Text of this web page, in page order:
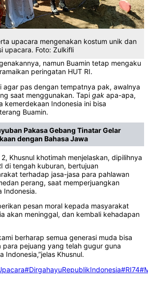
upacara mengenakan kostum unik dan
upacara. Foto: Zulkifli
namun Buamin tetap mengaku
peringatan HUT RI.
agar pas dengan tempatnya pak, awalnya
saat menggunakan. Tapi gak apa-apa,
kemerdekaan Indonesia ini bisa
Buamin.
Pakasa Gebang Tinatar Gelar
dengan Bahasa Jawa
Khusnul khotimah menjelaskan, dipilihnya
di tengah kuburan, bertujuan
terhadap jasa-jasa para pahlawan
perang, saat memperjuangkan
Indonesia.
pesan moral kepada masyarakat
akan meninggal, dan kembali kehadapan
berharap semua generasi muda bisa
pejuang yang telah gugur guna
Indonesia,”jelas Khusnul.
#DirgahayuRepublikIndonesia#RI74